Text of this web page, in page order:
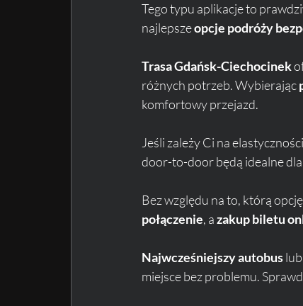
Tego typu aplikacje to
najlepsze opcje podróży
Trasa Gdańsk-Ciechocinek
różnych potrzeb. Wybierając
komfortowy przejazd.
Jeśli zależy Ci na
door-to-door będą idealne
Bez względu na to, którą
połączenie, a zakup biletu
Najwcześniejszy autobus
miejsce bez problemu.